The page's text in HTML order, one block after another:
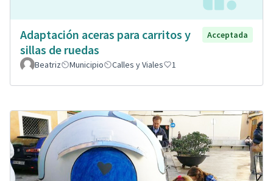
Adaptación aceras para carritos y
sillas de ruedas
Acceptada
Beatriz Municipio Calles y Viales 1